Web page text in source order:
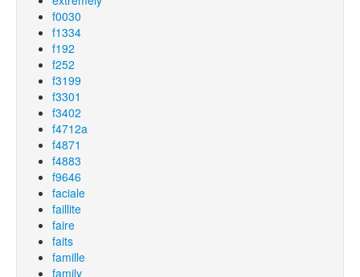
f0030
f1334
f192
f252
f3199
f3301
f3402
f4712a
f4871
f4883
f9646
faciale
faillite
faire
faits
famille
family